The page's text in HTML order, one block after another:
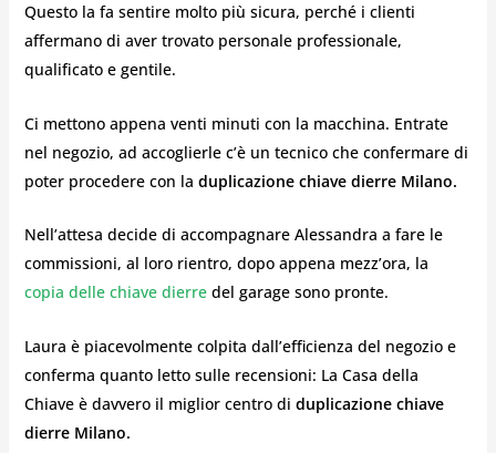
Questo la fa sentire molto più sicura, perché i clienti
affermano di aver trovato personale professionale,
qualificato e gentile.
Ci mettono appena venti minuti con la macchina. Entrate
nel negozio, ad accoglierle c’è un tecnico che confermare di
poter procedere con la duplicazione chiave dierre Milano.
Nell’attesa decide di accompagnare Alessandra a fare le
commissioni, al loro rientro, dopo appena mezz’ora, la
copia delle chiave dierredel garage sono pronte.
Laura è piacevolmente colpita dall’efficienza del negozio e
conferma quanto letto sulle recensioni: La Casa della
Chiave è davvero il miglior centro di duplicazione chiave
dierre Milano.